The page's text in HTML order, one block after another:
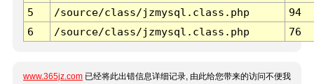
5
/source/class/jzmysql.class.php
94
6
/source/class/jzmysql.class.php 76
www.365jz.com 已经将此出错信息详细记录, 由此给您带来的访问不便我